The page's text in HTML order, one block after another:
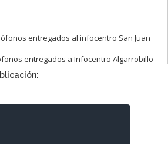
entregados al infocentro San Juan
entregados a Infocentro Algarrobillo